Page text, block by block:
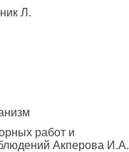
Л.
работ и
Акперова И.А.